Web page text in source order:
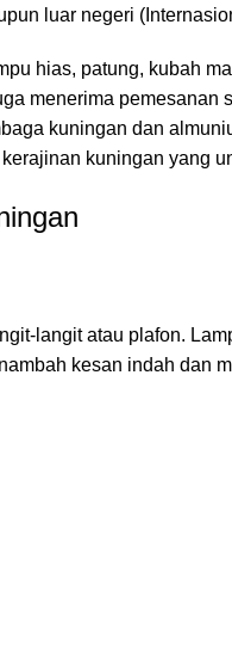
luar negeri
hias, patung, kubah
menerima
kuningan dan
kuningan yang
langit atau plafon.
kesan indah dan